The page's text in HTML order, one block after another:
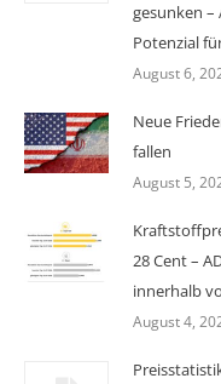
gesunken –
Potenzial
August 6,
Neue
fallen
August 5,
28 Cent –
innerhalb
August 4,